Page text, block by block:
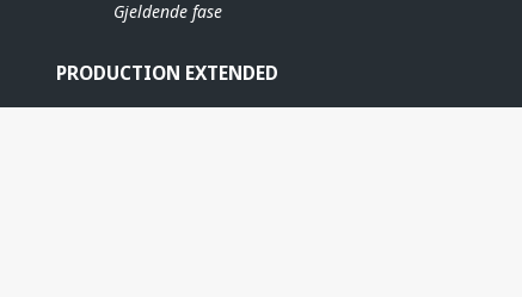
Gjeldende fase
PRODUCTION EXTENDED